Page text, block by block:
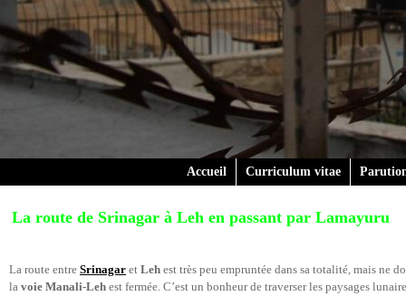
Accueil Curriculum vitae
La route de Srinagar à Leh en passant par Lamayuru
La route entre Srinagar et Leh est très peu empruntée dans sa totalité, mais ne
la voie Manali-Leh est fermée. C’est un bonheur de traverser les paysages